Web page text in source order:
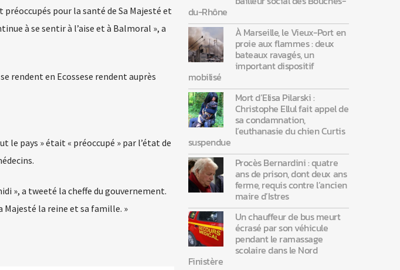
pour la santé de Sa Majesté et
à se sentir à l’aise et à Balmoral », a
rendent en Ecossese rendent auprès
le pays » était « préoccupé » par l’état de
», a tweeté la cheffe du gouvernement.
Majesté la reine et sa famille. »
du-Rhône
À Marseille, le Vieux-Port en
proie aux flammes : deux
bateaux ravagés, un
important dispositif
mobilisé
Mort d’Elisa Pilarski :
Christophe Ellul fait appel de
sa condamnation,
l’euthanasie du chien Curtis
suspendue
Procès Bernardini : quatre
ans de prison, dont deux ans
ferme, requis contre l’ancien
maire d’Istres
Un chauffeur de bus meurt
écrasé par son véhicule
pendant le ramassage
scolaire dans le Nord
Finistère